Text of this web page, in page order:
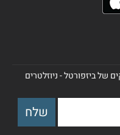
של ביזפורטל - ניוזלטרים